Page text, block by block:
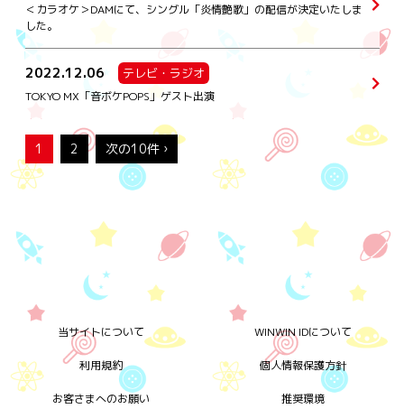
＜カラオケ＞DAMにて、シングル「炎情艶歌」の配信が決定いたしま
した。
2022.12.06 テレビ・ラジオ
TOKYO MX「音ボケPOPS」ゲスト出演
1 2 次の10件 ›
当サイトについて WINWIN IDについて
利用規約 個人情報保護方針
お客さまへのお願い 推奨環境